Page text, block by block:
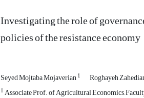
Investigating the role of
policies of the resistance economy
Seyed Mojtaba Mojaverian1 Roghayeh
1Associate Prof. of Agricultural Economics,